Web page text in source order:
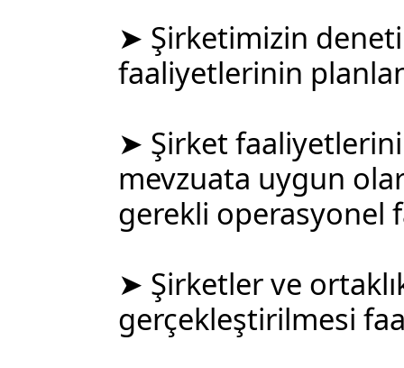
➤ Şirketimizin
faaliyetlerinin
➤ Şirket
mevzuata uygun
gerekli operasyonel
➤ Şirketler ve
gerçekleştirilmesi